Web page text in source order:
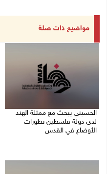
مواضيع ذات صلة
الحسيني يبحث مع ممثلة الهند
لدى دولة فلسطين تطورات
الأوضاع في القدس